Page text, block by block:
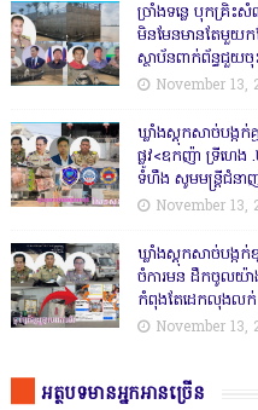
ច្រាំងទន្លេ បុកគ្រិះ
មិនមែនមានតែមួយក
ស្ថាប័នពាក់ព័ន្ធជួយ
November 13,
ឃ្លាំងស្តុកសាច់បង្ក
ផ្លូវ<ឧកញ៉ា ទ្រីហ
ទំហឹង សូមមន្ត្រីជំនា
November 13,
ឃ្លាំងស្តុកសាច់បង្ក
ចំការមន ដឹកចូលយ៉ា
កំពុងតែដេកលុងលក់
November 13,
អត្ថបទមានអ្នកអានច្រើន